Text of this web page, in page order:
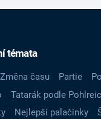
témata
Změna času Partie
Tatarák podle
Nejlepší palačinky